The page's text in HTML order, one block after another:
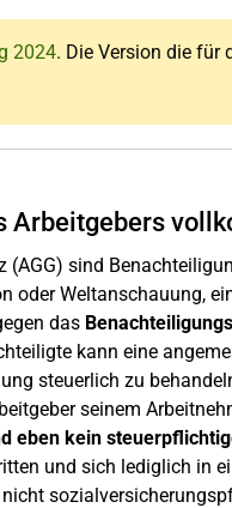
2024. Die Version die für
Arbeitgebers
sind
oder Weltanschauung,
das
kann eine
steuerlich zu
seinem
eben kein
und sich lediglich in